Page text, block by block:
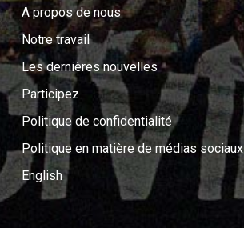
A propos de nous
Notre travail
Les dernières nouvelles
Participez
Politique de confidentialité
Politique en matière de médias sociaux
English